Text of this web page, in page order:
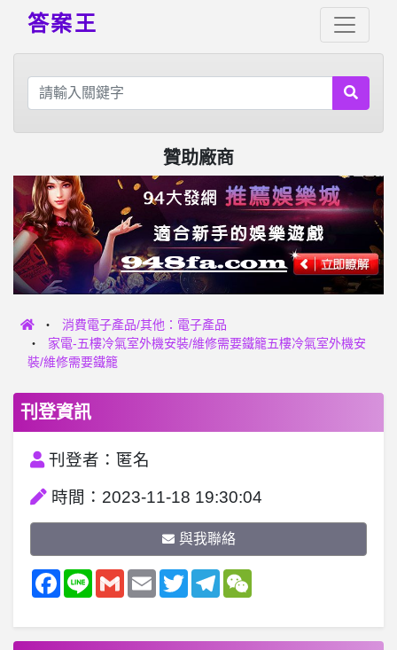
答案王
贊助廠商
消費電子產品/其他：電子產品
家電-五樓冷氣室外機安裝/維修需要鐵籠五樓冷氣室外機安
裝/維修需要鐵籠
刊登資訊
刊登者：匿名
時間：2023-11-18 19:30:04
與我聯絡
Facebook
Line GmailEmail TwitterTelegramWeChat